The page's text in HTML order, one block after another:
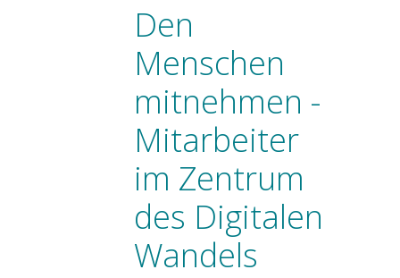
Den
Menschen
mitnehmen -
Mitarbeiter
im Zentrum
des Digitalen
Wandels